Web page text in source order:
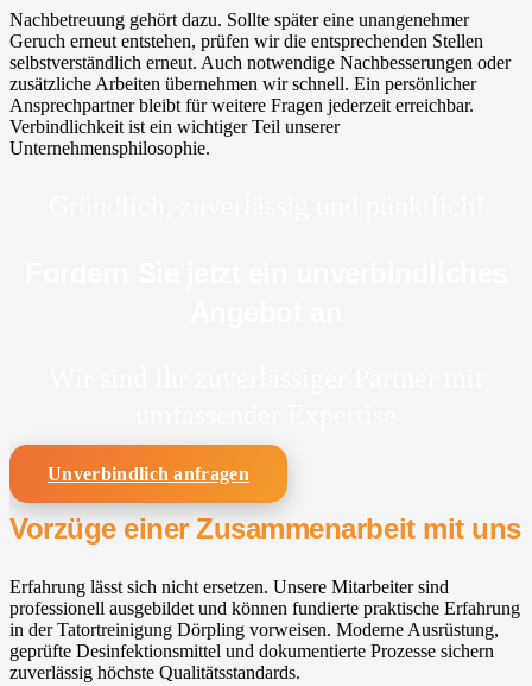
Nachbetreuung gehört dazu. Sollte später eine unangenehmer
Geruch erneut entstehen, prüfen wir die entsprechenden Stellen
selbstverständlich erneut. Auch notwendige Nachbesserungen oder
zusätzliche Arbeiten übernehmen wir schnell. Ein persönlicher
Ansprechpartner bleibt für weitere Fragen jederzeit erreichbar.
Verbindlichkeit ist ein wichtiger Teil unserer
Unternehmensphilosophie.
Unverbindlich anfragen
Vorzüge einer Zusammenarbeit mit uns
Erfahrung lässt sich nicht ersetzen. Unsere Mitarbeiter sind
professionell ausgebildet und können fundierte praktische Erfahrung
in der Tatortreinigung Dörpling vorweisen. Moderne Ausrüstung,
geprüfte Desinfektionsmittel und dokumentierte Prozesse sichern
zuverlässig höchste Qualitätsstandards.